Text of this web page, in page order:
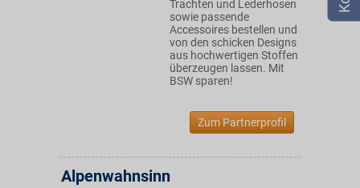
Trachten und Lederhosen
sowie passende
Accessoires bestellen und
von den schicken Designs
aus hochwertigen Stoffen
überzeugen lassen. Mit
BSW sparen!
Zum Partnerprofil
Alpenwahnsinn